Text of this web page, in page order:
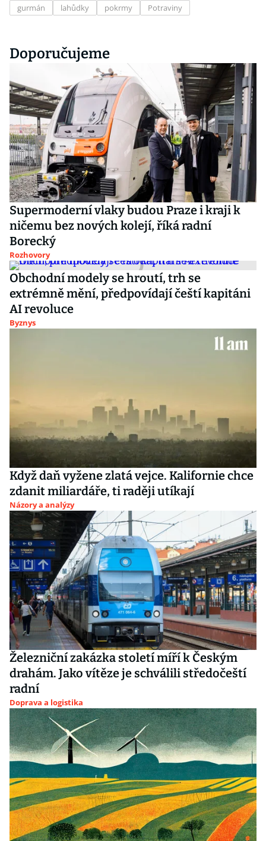
gurmán lahůdky pokrmy Potraviny
Doporučujeme
Supermoderní vlaky budou Praze i kraji k
ničemu bez nových kolejí, říká radní
Borecký
Rozhovory
Obchodní modely se hroutí, trh se
extrémně mění, předpovídají čeští kapitáni
AI revoluce
Byznys
Když daň vyžene zlatá vejce. Kalifornie chce
zdanit miliardáře, ti raději utíkají
Názory a analýzy
Železniční zakázka století míří k Českým
drahám. Jako vítěze je schválili středočeští
radní
Doprava a logistika